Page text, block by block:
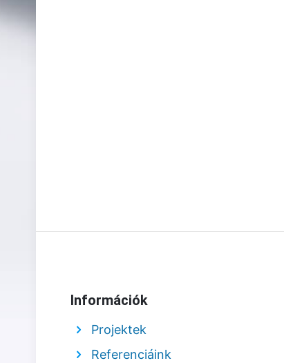
Információk
Projektek
Referenciáink